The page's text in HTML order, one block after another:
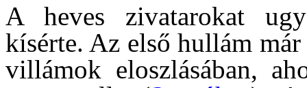
A heves zivatarokat
kísérte. Az első hullám
villámok eloszlásában,